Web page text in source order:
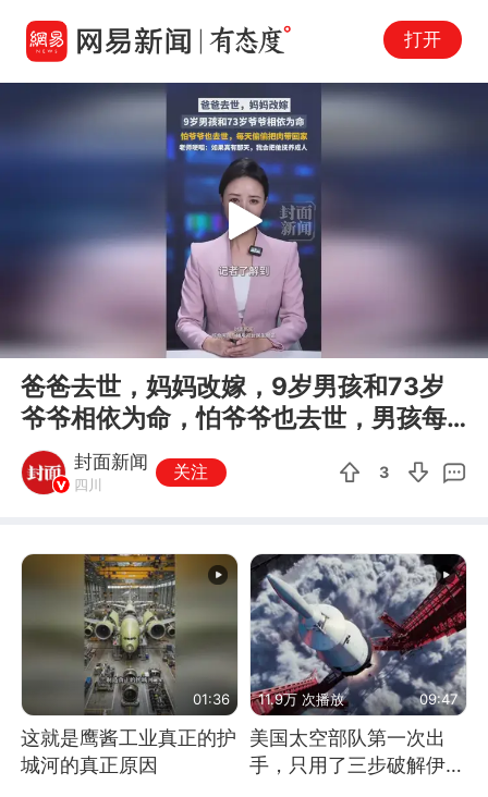
打开
00:00
Play
爸爸去世，妈妈改嫁，9岁男孩和73岁
爷爷相依为命，怕爷爷也去世，男孩每
天偷偷把肉带回家
封面新闻
四川
关注 3
01:36
这就是鹰酱工业真正的护
城河的真正原因
11.9万 次播放 09:47
美国太空部队第一次出
手，只用了三步破解伊朗